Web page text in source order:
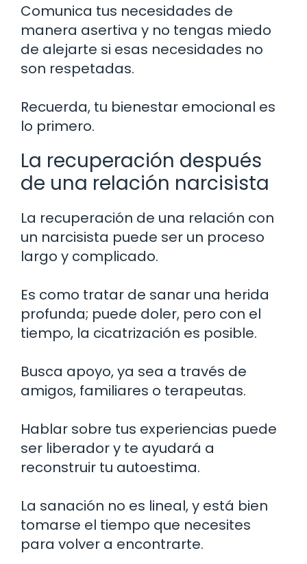
Comunica tus necesidades de
manera asertiva y no tengas miedo
de alejarte si esas necesidades no
son respetadas.
Recuerda, tu bienestar emocional es
lo primero.
La recuperación después
de una relación narcisista
La recuperación de una relación con
un narcisista puede ser un proceso
largo y complicado.
Es como tratar de sanar una herida
profunda; puede doler, pero con el
tiempo, la cicatrización es posible.
Busca apoyo, ya sea a través de
amigos, familiares o terapeutas.
Hablar sobre tus experiencias puede
ser liberador y te ayudará a
reconstruir tu autoestima.
La sanación no es lineal, y está bien
tomarse el tiempo que necesites
para volver a encontrarte.